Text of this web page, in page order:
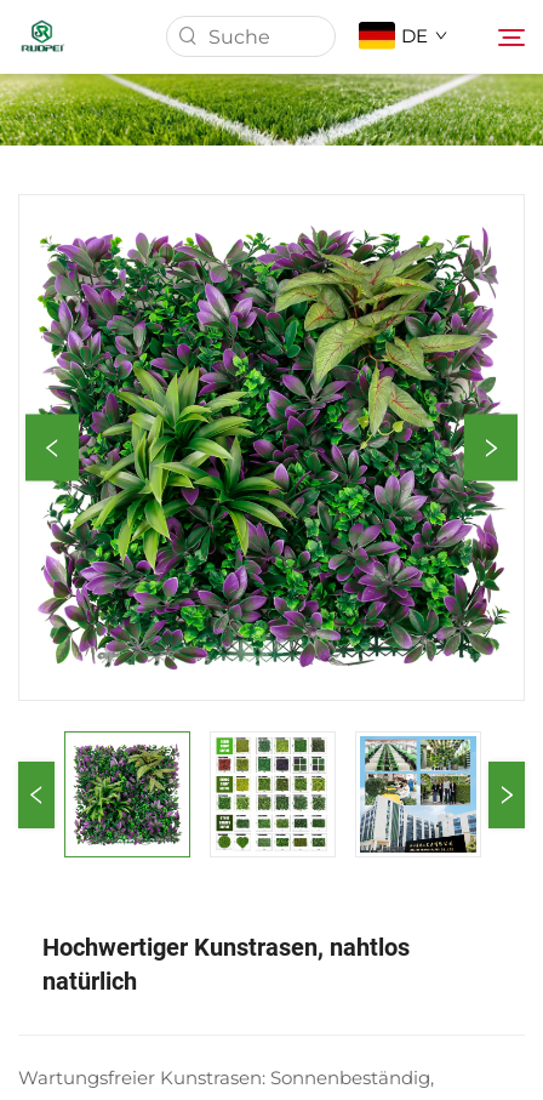
DE
Produkte
Über Uns
Nachrichten
Herunterladen
Kontakt
Hochwertiger Kunstrasen, nahtlos
natürlich
Wartungsfreier Kunstrasen: Sonnenbeständig,